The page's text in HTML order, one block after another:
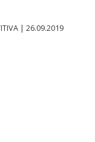
| 26.09.2019